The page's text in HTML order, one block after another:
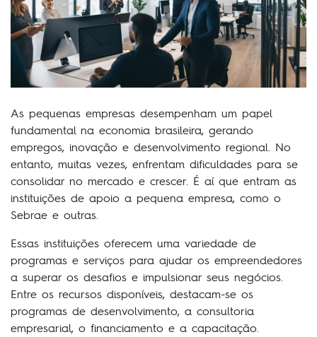
As pequenas empresas desempenham um papel
fundamental na economia brasileira, gerando
empregos, inovação e desenvolvimento regional. No
entanto, muitas vezes, enfrentam dificuldades para se
consolidar no mercado e crescer. É aí que entram as
instituições de apoio a pequena empresa, como o
Sebrae e outras.
Essas instituições oferecem uma variedade de
programas e serviços para ajudar os empreendedores
a superar os desafios e impulsionar seus negócios.
Entre os recursos disponíveis, destacam-se os
programas de desenvolvimento, a consultoria
empresarial, o financiamento e a capacitação.